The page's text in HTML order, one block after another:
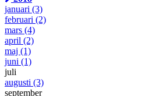
januari (3)
februari (2)
mars (4)
april (2)
maj (1)
juni (1)
juli
augusti (3)
september